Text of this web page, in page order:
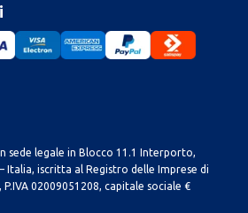
sede legale in Blocco 11.1 Interporto,
Italia, iscritta al Registro delle Imprese di
P.IVA 02009051208, capitale sociale €